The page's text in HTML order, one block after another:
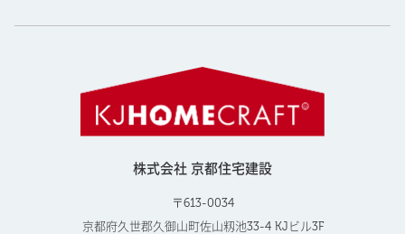
株式会社 京都住宅建設
〒613-0034
京都府久世郡久御山町佐山籾池33-4 KJビル3F